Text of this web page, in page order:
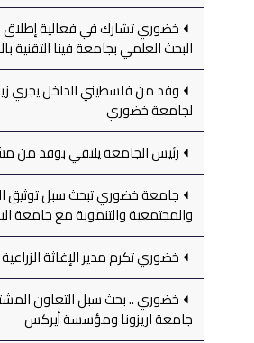
خضوري تشارك في فعالية إطلاق
البحث العلمي بجامعة فينا التقنية
وفد من فلسطيني الداخل يجري
لجامعة خضوري
رئيس الجامعة يلتقي بوفد من
جامعة خضوري تبحث سبل توثيق
والمجتمعية والتنموية مع جامعة
خضوري تكرم مدير الإغاثة الزراعية
خضوري .. بحث سبل التعاون
جامعة اريزونا ومؤسسة أيركس